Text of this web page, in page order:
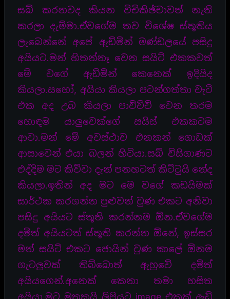
සබ් කරනවද කියන විචිකිඡ්චාවත් නැති
කරලා දැම්මා.ඒවගේම තව විශේෂ ස්තූතිය
ලැබෙන්නේ අපේ ඇඩ්මින් මණ්ඩලයේ පසිදු
අයියට.මන් හිතන්නෑ වෙන සයිට් එකකවත්
මේ වගේ ඇඩ්මින් කෙනෙක් ඉදියිද
කියලා.සහෝ, අයියා කියලා පටන්ගත්තා චැට්
එක අද උබ කියලා පාවිච්චි වෙන තරම
හොඳම යාලුවෙක්ගේ සයිස් එකකටම
ආවා.මන් මේ අවස්ථාව එනකන් ගොඩක්
ආසාවෙන් එයා බලන් හිටියා.සබ් විසිගාණට
එද්දිම මට කිව්වා දැන් පනහටත් කිට්ටුයි නේද
කියලා.ඉතින් අද මට මෙ වගේ කඩයිමක්
සාර්ථක කරගන්න පුළුවන් වුණ එකට අනිවා
පසිදු අයියට ස්තූති කරන්නම ඕන.ඒවගේම
දමිත් අයියටත් ස්තූති කරන්න ඕනේ, ඉස්සර
මන් සයිට් එකට ජොයින් වුණ කාලේ ඕනම
ගැටලුවක් තිබ්බොත් ඇහුවේ දමිත්
අයියගෙන්.අනෙක් කෙනා තමා හසිත
අයියා.මට මතකයි ලිපියට image එකක් ඇඩ්